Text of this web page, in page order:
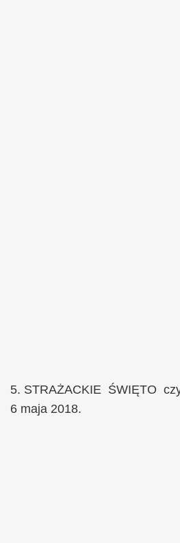
5. STRAŻACKIE ŚWIĘTO
6 maja 2018.